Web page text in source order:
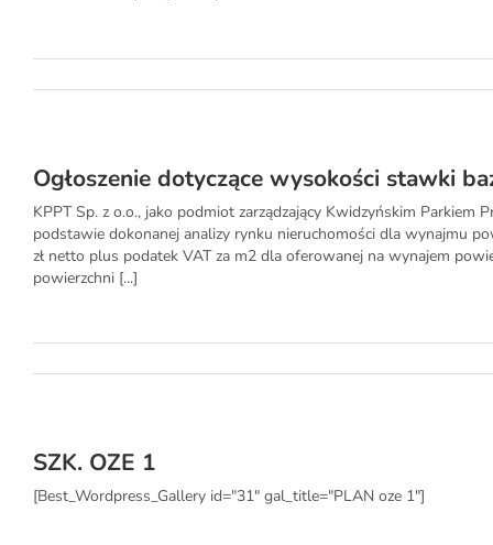
Ogłoszenie dotyczące wysokości stawki
KPPT Sp. z o.o., jako podmiot zarządzający Kwidzyńskim Parkiem
podstawie dokonanej analizy rynku nieruchomości dla wynajmu
zł netto plus podatek VAT za m2 dla oferowanej na wynajem
powierzchni [...]
SZK. OZE 1
[Best_Wordpress_Gallery id="31" gal_title="PLAN oze 1"]